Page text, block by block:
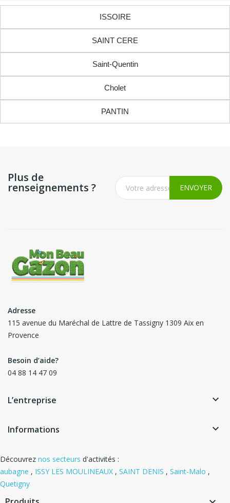
ISSOIRE
SAINT CERE
Saint-Quentin
Cholet
PANTIN
Plus de
renseignements ?
Adresse
115 avenue du Maréchal de Lattre de Tassigny 1309 Aix en
Provence
Besoin d’aide?
04 88 14 47 09
L’entreprise keyboard_arrow_down
Informations keyboard_arrow_down
Découvrez nos secteurs d'activités :
aubagne , ISSY LES MOULINEAUX , SAINT DENIS , Saint-Malo ,
Quetigny